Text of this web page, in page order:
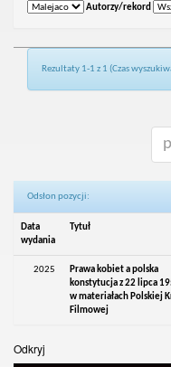
Autorzy/rekord
Rezultaty 1-1 z 1 (Czas
Odsłon pozycji:
Data
wydania
Tytuł
2025
Prawa kobiet a polska
konstytucja z 22 lipca
w materiałach Polskiej
Filmowej
Odkryj